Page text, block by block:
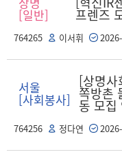
[일반] 프렌즈
764265 이서휘
서울
[사회봉사]
[상명
쪽방촌
동 모집
764256 정다연